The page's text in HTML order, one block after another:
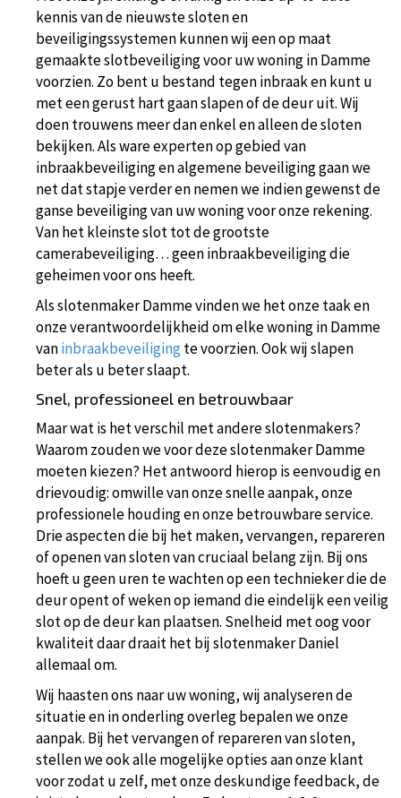
kennis van de nieuwste sloten en
beveiligingssystemen kunnen wij een op maat
gemaakte slotbeveiliging voor uw woning in Damme
voorzien. Zo bent u bestand tegen inbraak en kunt u
met een gerust hart gaan slapen of de deur uit. Wij
doen trouwens meer dan enkel en alleen de sloten
bekijken. Als ware experten op gebied van
inbraakbeveiliging en algemene beveiliging gaan we
net dat stapje verder en nemen we indien gewenst de
ganse beveiliging van uw woning voor onze rekening.
Van het kleinste slot tot de grootste
camerabeveiliging… geen inbraakbeveiliging die
geheimen voor ons heeft.
Als slotenmaker Damme vinden we het onze taak en
onze verantwoordelijkheid om elke woning in Damme
vaninbraakbeveiligingte voorzien. Ook wij slapen
beter als u beter slaapt.
Snel, professioneel en betrouwbaar
Maar wat is het verschil met andere slotenmakers?
Waarom zouden we voor deze slotenmaker Damme
moeten kiezen? Het antwoord hierop is eenvoudig en
drievoudig: omwille van onze snelle aanpak, onze
professionele houding en onze betrouwbare service.
Drie aspecten die bij het maken, vervangen, repareren
of openen van sloten van cruciaal belang zijn. Bij ons
hoeft u geen uren te wachten op een technieker die de
deur opent of weken op iemand die eindelijk een veilig
slot op de deur kan plaatsen. Snelheid met oog voor
kwaliteit daar draait het bij slotenmaker Daniel
allemaal om.
Wij haasten ons naar uw woning, wij analyseren de
situatie en in onderling overleg bepalen we onze
aanpak. Bij het vervangen of repareren van sloten,
stellen we ook alle mogelijke opties aan onze klant
voor zodat u zelf, met onze deskundige feedback, de